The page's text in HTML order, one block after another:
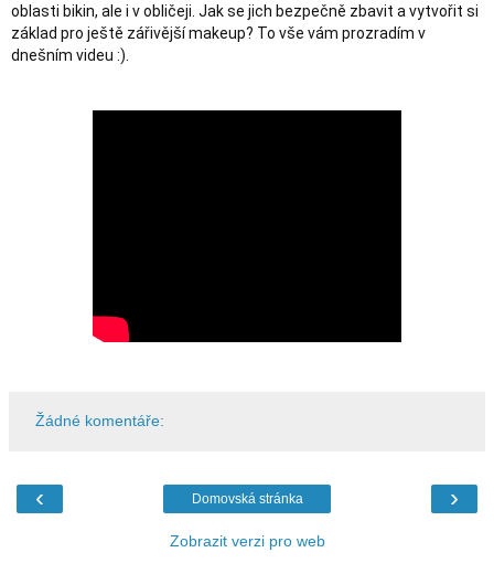
oblasti bikin, ale i v obličeji. Jak se jich bezpečně zbavit a vytvořit si
základ pro ještě zářivější makeup? To vše vám prozradím v
dnešním videu :).
Žádné komentáře:
‹ ›
Domovská stránka
Zobrazit verzi pro web